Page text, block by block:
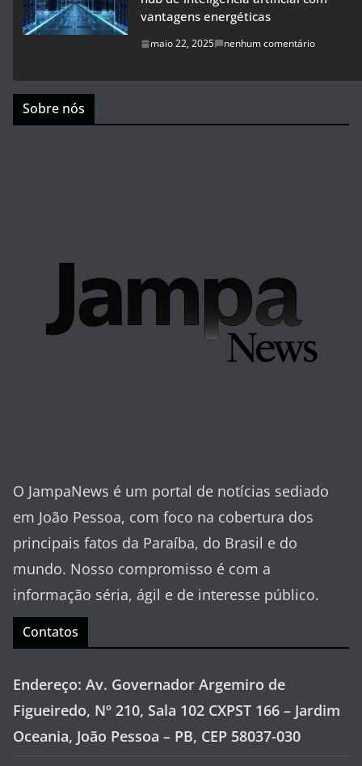
vantagens energéticas
maio 22, 2025 nenhum comentário
Sobre nós
O JampaNews é um portal de notícias sediado
em João Pessoa, com foco na cobertura dos
principais fatos da Paraíba, do Brasil e do
mundo. Nosso compromisso é com a
informação séria, ágil e de interesse público.
Contatos
Endereço: Av. Governador Argemiro de
Figueiredo, Nº 210, Sala 102 CXPST 166 – Jardim
Oceania, João Pessoa – PB, CEP 58037-030